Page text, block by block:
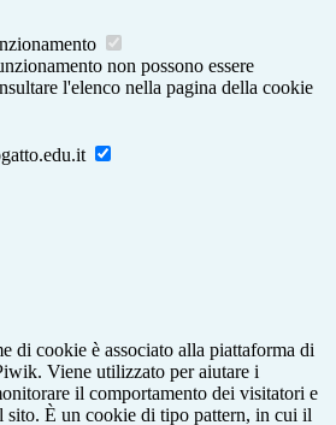
non possono essere
l'elenco nella pagina della cookie
di cookie è associato alla piattaforma di
Viene utilizzato per aiutare i
il comportamento dei visitatori e
sito. È un cookie di tipo pattern, in cui il